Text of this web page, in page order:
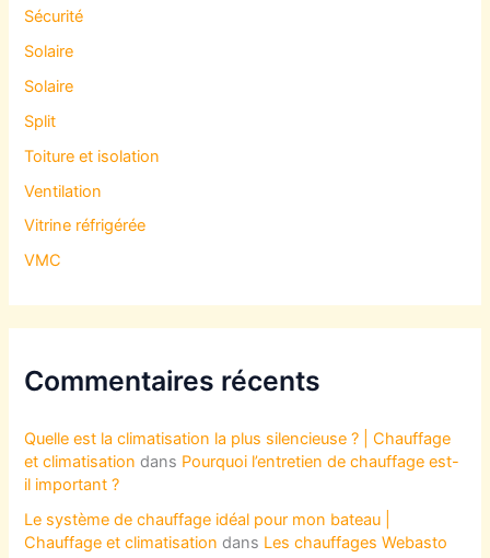
Sécurité
Solaire
Solaire
Split
Toiture et isolation
Ventilation
Vitrine réfrigérée
VMC
Commentaires récents
Quelle est la climatisation la plus silencieuse ? | Chauffage
et climatisation dans Pourquoi l’entretien de chauffage est-
il important ?
Le système de chauffage idéal pour mon bateau |
Chauffage et climatisation dans Les chauffages Webasto